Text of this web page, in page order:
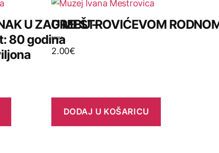
U ZAGREBU –
80 godina
U MEŠTROVIĆEVOM
O
c
0
2.00€
DODAJ U KOŠARICU